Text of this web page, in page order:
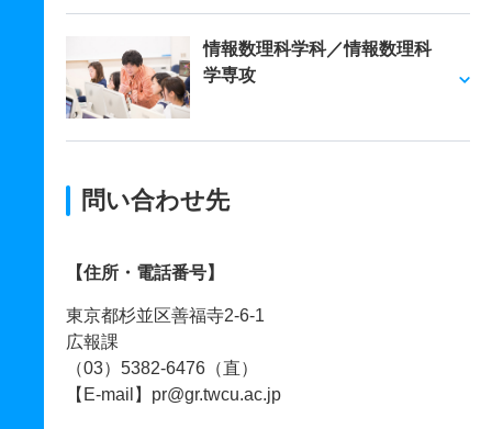
情報数理科学科／情報数理科
学専攻
問い合わせ先
【住所・電話番号】
東京都杉並区善福寺2-6-1
広報課
（03）5382-6476（直）
【E-mail】pr@gr.twcu.ac.jp